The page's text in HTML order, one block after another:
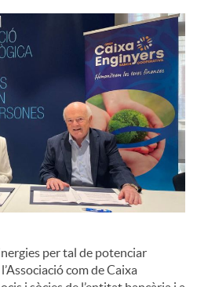
per tal de potenciar
com de Caixa